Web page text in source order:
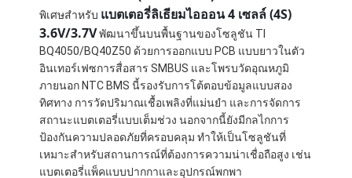
พิเศษสำหรับ แบตเตอรี่ลิเธียมไอออน 4 เซลล์ (4S)
3.6V/3.7Vพัฒนาขึ้นบนพื้นฐานของโซลูชัน TI
BQ4050/BQ40Z50 ด้วยการออกแบบ PCB แบบยาวในตัว
อินเทอร์เฟซการสื่อสาร SMBUS และโพรบวัดอุณหภูมิ
ภายนอก NTC BMS นี้รองรับการโต้ตอบข้อมูลแบบสอง
ทิศทาง การวัดปริมาณเชื้อเพลิงที่แม่นยำ และการจัดการ
สถานะแบตเตอรี่แบบเต็มช่วง นอกจากนี้ยังมีกลไกการ
ป้องกันความปลอดภัยที่ครอบคลุม ทำให้เป็นโซลูชันที่
เหมาะสำหรับสถานการณ์ที่ต้องการความน่าเชื่อถือสูง เช่น
แบตเตอรี่แพ็คแบบปากกาและอุปกรณ์พกพา